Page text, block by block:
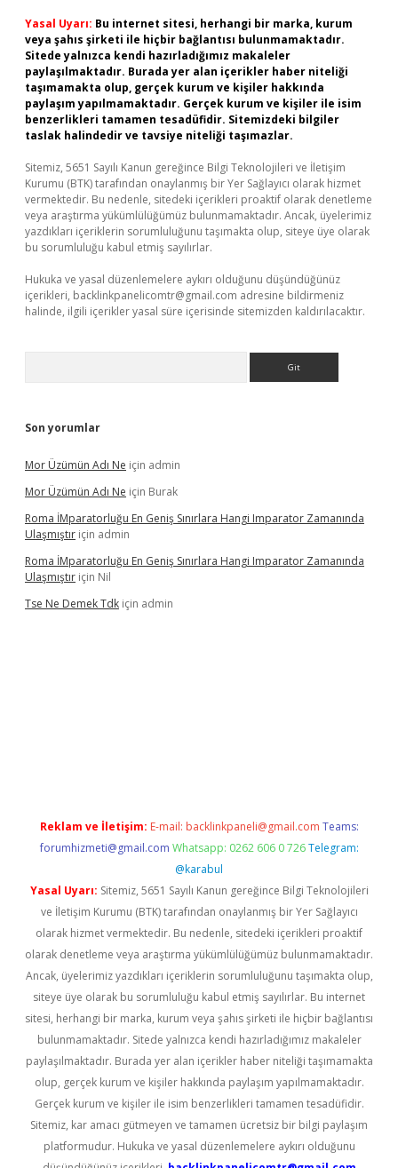
Yasal Uyarı: Bu internet sitesi, herhangi bir marka, kurum
veya şahıs şirketi ile hiçbir bağlantısı bulunmamaktadır.
Sitede yalnızca kendi hazırladığımız makaleler
paylaşılmaktadır. Burada yer alan içerikler haber niteliği
taşımamakta olup, gerçek kurum ve kişiler hakkında
paylaşım yapılmamaktadır. Gerçek kurum ve kişiler ile isim
benzerlikleri tamamen tesadüfidir. Sitemizdeki bilgiler
taslak halindedir ve tavsiye niteliği taşımazlar.
Sitemiz, 5651 Sayılı Kanun gereğince Bilgi Teknolojileri ve İletişim
Kurumu (BTK) tarafından onaylanmış bir Yer Sağlayıcı olarak hizmet
vermektedir. Bu nedenle, sitedeki içerikleri proaktif olarak denetleme
veya araştırma yükümlülüğümüz bulunmamaktadır. Ancak, üyelerimiz
yazdıkları içeriklerin sorumluluğunu taşımakta olup, siteye üye olarak
bu sorumluluğu kabul etmiş sayılırlar.
Hukuka ve yasal düzenlemelere aykırı olduğunu düşündüğünüz
içerikleri, backlinkpanelicomtr@gmail.com adresine bildirmeniz
halinde, ilgili içerikler yasal süre içerisinde sitemizden kaldırılacaktır.
Son yorumlar
Mor Üzümün Adı Ne için admin
Mor Üzümün Adı Ne için Burak
Roma İMparatorluğu En Geniş Sınırlara Hangi Imparator Zamanında
Ulaşmıştır için admin
Roma İMparatorluğu En Geniş Sınırlara Hangi Imparator Zamanında
Ulaşmıştır için Nil
Tse Ne Demek Tdk için admin
Reklam ve İletişim: E-mail: backlinkpaneli@gmail.com Teams:
forumhizmeti@gmail.com Whatsapp: 0262 606 0 726 Telegram:
@karabul
Yasal Uyarı: Sitemiz, 5651 Sayılı Kanun gereğince Bilgi Teknolojileri
ve İletişim Kurumu (BTK) tarafından onaylanmış bir Yer Sağlayıcı
olarak hizmet vermektedir. Bu nedenle, sitedeki içerikleri proaktif
olarak denetleme veya araştırma yükümlülüğümüz bulunmamaktadır.
Ancak, üyelerimiz yazdıkları içeriklerin sorumluluğunu taşımakta olup,
siteye üye olarak bu sorumluluğu kabul etmiş sayılırlar. Bu internet
sitesi, herhangi bir marka, kurum veya şahıs şirketi ile hiçbir bağlantısı
bulunmamaktadır. Sitede yalnızca kendi hazırladığımız makaleler
paylaşılmaktadır. Burada yer alan içerikler haber niteliği taşımamakta
olup, gerçek kurum ve kişiler hakkında paylaşım yapılmamaktadır.
Gerçek kurum ve kişiler ile isim benzerlikleri tamamen tesadüfidir.
Sitemiz, kar amacı gütmeyen ve tamamen ücretsiz bir bilgi paylaşım
platformudur. Hukuka ve yasal düzenlemelere aykırı olduğunu